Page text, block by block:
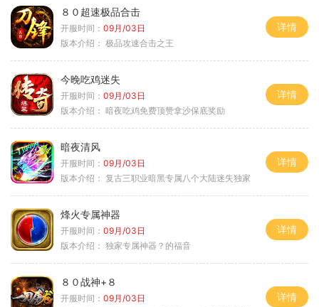
８０超速极品合击
开服时间： 09月/03日
版本介绍： 极品攻速合击之王
详情
今晚吃鸡迷失
开服时间： 09月/03日
版本介绍： 暗夜吃鸡免费顶赞拿沙保底奖励
详情
暗夜清风
开服时间： 09月/03日
版本介绍： 复古三职业暗黑专属八个大陆迷失独家
详情
烽火专属神器
开服时间： 09月/03日
版本介绍： 独家专属神器？的福音
详情
８０战神+８
开服时间： 09月/03日
详情